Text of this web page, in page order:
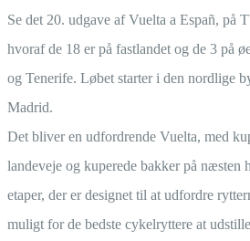
Se det 20. udgave af Vuelta a Españ, på
hvoraf de 18 er på fastlandet og de 3 på
og Tenerife. Løbet starter i den nordlige
Madrid.
Det bliver en udfordrende Vuelta, med
landeveje og kuperede bakker på næsten
etaper, der er designet til at udfordre
muligt for de bedste cykelryttere at